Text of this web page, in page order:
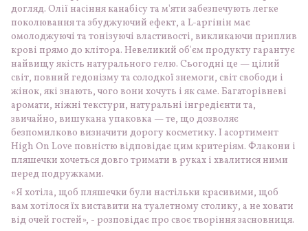
догляд. Олії насіння канабісу та м'яти забезпечують легке
поколювання та збуджуючий ефект, а L-аргінін має
омолоджуючі та тонізуючі властивості, викликаючи приплив
крові прямо до клітора. Невеликий об'єм продукту гарантує
найвищу якість натурального гелю. Сьогодні це — цілий
світ, повний гедонізму та солодкої знемоги, світ свободи і
жінок, які знають, чого вони хочуть і як саме. Багаторівневі
аромати, ніжні текстури, натуральні інгредієнти та,
звичайно, вишукана упаковка — те, що дозволяє
безпомилково визначити дорогу косметику. І асортимент
High On Love повністю відповідає цим критеріям. Флакони і
пляшечки хочеться довго тримати в руках і хвалитися ними
перед подружками.
«Я хотіла, щоб пляшечки були настільки красивими, щоб
вам хотілося їх виставити на туалетному столику, а не ховати
від очей гостей», - розповідає про своє творіння засновниця.